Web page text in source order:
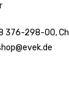
376-298-00, Ch